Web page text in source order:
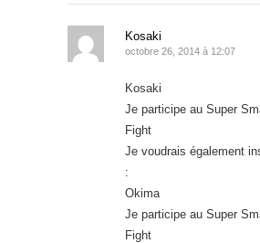
Kosaki
octobre 26, 2014 à 12:07
Kosaki
Je participe au Super
Fight
Je voudrais également
:
Okima
Je participe au Super
Fight